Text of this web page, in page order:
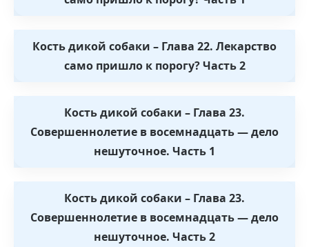
Кость дикой собаки – Глава 22. Лекарство
само пришло к порогу? Часть 2
Кость дикой собаки – Глава 23.
Совершеннолетие в восемнадцать — дело
нешуточное. Часть 1
Кость дикой собаки – Глава 23.
Совершеннолетие в восемнадцать — дело
нешуточное. Часть 2